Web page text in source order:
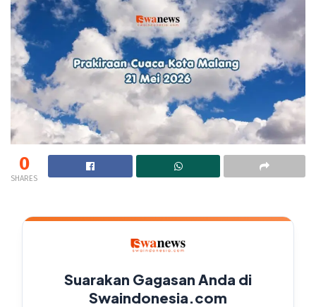
0
SHARES
Suarakan Gagasan Anda di
Swaindonesia.com